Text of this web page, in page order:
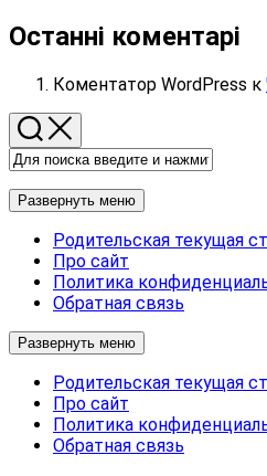
Останні коментарі
Коментатор WordPress к
Развернуть меню
Родительская текущая
Про сайт
Политика
Обратная связь
Развернуть меню
Родительская текущая
Про сайт
Политика
Обратная связь